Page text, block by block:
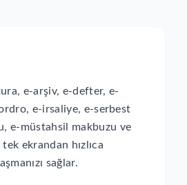
e-arşiv, e-defter, e-
e-irsaliye, e-serbest
e-müstahsil makbuzu ve
tek ekrandan hızlıca
sağlar.